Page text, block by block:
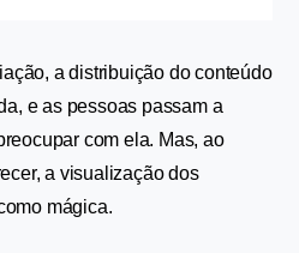
a distribuição do conteúdo
e as pessoas passam a
com ela. Mas, ao
a visualização dos
mágica.